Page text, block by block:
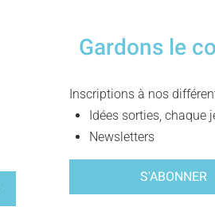
Gardons le
Inscriptions à nos
Idées sorties, chaque
Newsletters
S'ABONNER